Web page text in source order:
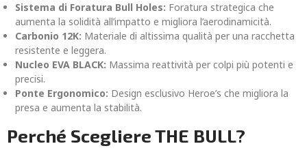
Sistema di Foratura Bull Holes: Foratura strategica che
aumenta la solidità all’impatto e migliora l’aerodinamicità.
Carbonio 12K: Materiale di altissima qualità per una racchetta
resistente e leggera.
Nucleo EVA BLACK: Massima reattività per colpi più potenti e
precisi.
Ponte Ergonomico: Design esclusivo Heroe’s che migliora la
presa e aumenta la stabilità.
Perché Scegliere THE BULL?